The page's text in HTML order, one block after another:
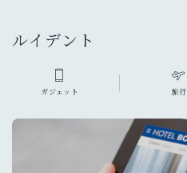
ルイデント
ガジェット 旅行